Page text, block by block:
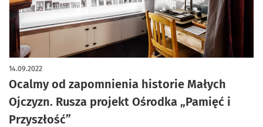
Ocalmy od zapomnienia historie Małych
Ojczyzn. Rusza projekt Ośrodka „Pamięć i
Przyszłość”
14.09.2022
artykuł z galerią zdjęć